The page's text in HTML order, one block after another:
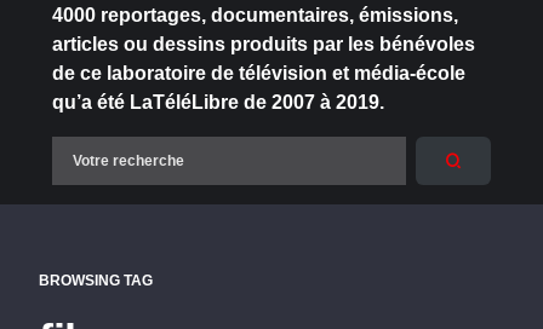
4000 reportages, documentaires, émissions,
articles ou dessins produits par les bénévoles
de ce laboratoire de télévision et média-école
qu’a été LaTéléLibre de 2007 à 2019.
BROWSING TAG